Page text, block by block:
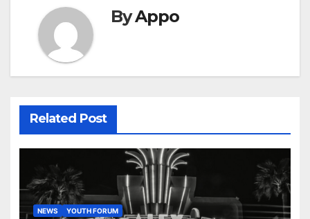
ByAppo
Related Post
NEWS YOUTH FORUM